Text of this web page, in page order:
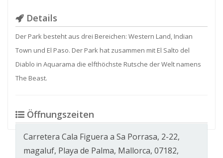
Details
Der Park besteht aus drei Bereichen: Western Land, Indian
Town und El Paso. Der Park hat zusammen mit El Salto del
Diablo in Aquarama die elfthöchste Rutsche der Welt namens
The Beast.
Öffnungszeiten
Carretera Cala Figuera a Sa Porrasa, 2-22,
magaluf, Playa de Palma, Mallorca, 07182,